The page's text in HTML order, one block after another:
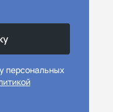
персональных